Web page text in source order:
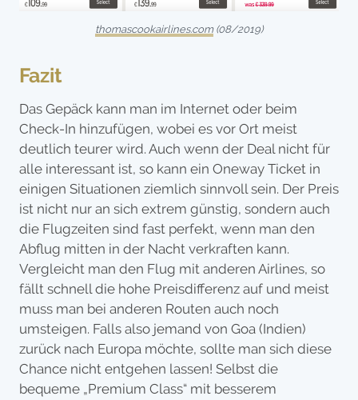
thomascookairlines.com(08/2019)
Fazit
Das Gepäck kann man im Internet oder beim
Check-In hinzufügen, wobei es vor Ort meist
deutlich teurer wird. Auch wenn der Deal nicht für
alle interessant ist, so kann ein Oneway Ticket in
einigen Situationen ziemlich sinnvoll sein. Der Preis
ist nicht nur an sich extrem günstig, sondern auch
die Flugzeiten sind fast perfekt, wenn man den
Abflug mitten in der Nacht verkraften kann.
Vergleicht man den Flug mit anderen Airlines, so
fällt schnell die hohe Preisdifferenz auf und meist
muss man bei anderen Routen auch noch
umsteigen. Falls also jemand von Goa (Indien)
zurück nach Europa möchte, sollte man sich diese
Chance nicht entgehen lassen! Selbst die
bequeme „Premium Class“ mit besserem